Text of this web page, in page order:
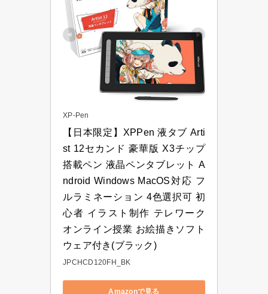
XP-Pen
【日本限定】XPPen 液タブ Arti
st 12セカンド 豪華版 X3チップ
搭載ペン 液晶ペンタブレット A
ndroid Windows MacOS対応 フ
ルラミネーション 4色選択可 初
心者 イラスト制作 テレワーク
オンライン授業 お絵描きソフト
ウェア付き(ブラック)
JPCHCD120FH_BK
Amazonで見る